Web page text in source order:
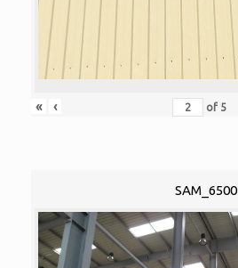
« ‹ of 5
SAM_6500